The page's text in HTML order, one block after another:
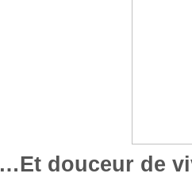
…Et douceur de